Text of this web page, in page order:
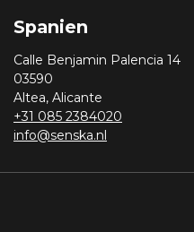
Spanien
Calle Benjamin Palencia 14
03590
Altea, Alicante
+31 085 2384020
info@senska.nl